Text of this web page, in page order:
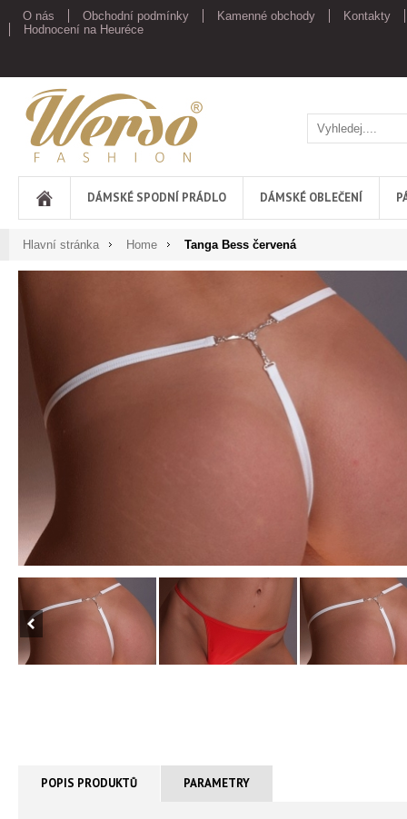
O nás Obchodní podmínky Kamenné obchody
Kontakty
Hodnocení na Heuréce
Werso
DÁMSKÉ SPODNÍ PRÁDLO DÁMSKÉ OBLEČENÍ
Hlavní stránka Home Tanga Bess červená
POPIS PRODUKTŮ PARAMETRY